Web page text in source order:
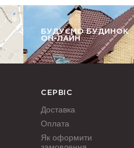
БУДУЄМО БУДИНОК
ОН-ЛАЙН
СЕРВІС
Доставка
Оплата
Як оформити